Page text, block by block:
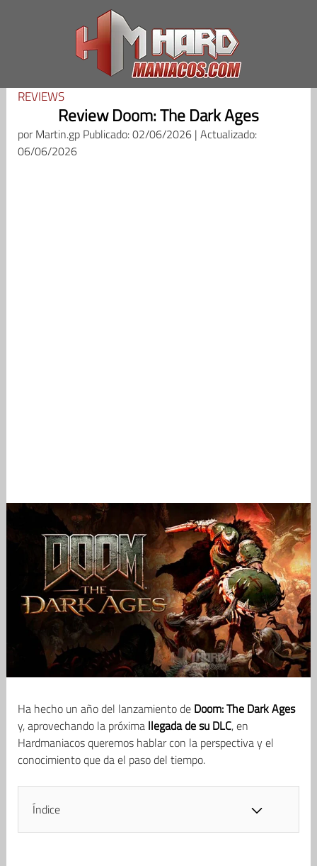
REVIEWS
Review Doom: The Dark Ages
porMartin.gp Publicado: 02/06/2026 | Actualizado:
06/06/2026
Ha hecho un año del lanzamiento de Doom: The Dark Ages
y, aprovechando la próxima llegada de su DLC, en
Hardmaniacos queremos hablar con la perspectiva y el
conocimiento que da el paso del tiempo.
Índice